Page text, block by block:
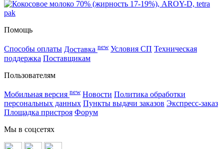
Помощь
Способы оплаты Доставка new Условия СП Техническая
поддержка Поставщикам
Пользователям
Мобильная версия new Новости Политика обработки
персональных данных Пункты выдачи заказов Экспресс-заказ
Площадка пристроя Форум
Мы в соцсетях